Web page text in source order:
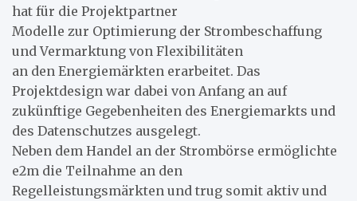
hat für die Projektpartner
Modelle zur Optimierung der Strombeschaffung
und Vermarktung von Flexibilitäten
an den Energiemärkten erarbeitet. Das
Projektdesign war dabei von Anfang an auf
zukünftige Gegebenheiten des Energiemarkts und
des Datenschutzes ausgelegt.
Neben dem Handel an der Strombörse ermöglichte
e2m die Teilnahme an den
Regelleistungsmärkten und trug somit aktiv und